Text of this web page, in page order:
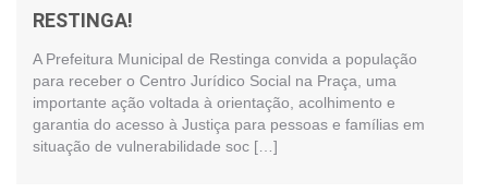
RESTINGA!
A Prefeitura Municipal de Restinga convida a população
para receber o Centro Jurídico Social na Praça, uma
importante ação voltada à orientação, acolhimento e
garantia do acesso à Justiça para pessoas e famílias em
situação de vulnerabilidade soc […]